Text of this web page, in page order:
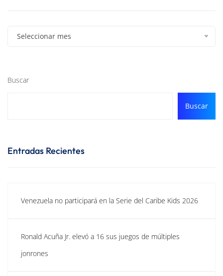
Seleccionar mes
Buscar
Buscar
Entradas Recientes
Venezuela no participará en la Serie del Caribe Kids 2026
Ronald Acuña Jr. elevó a 16 sus juegos de múltiples
jonrones